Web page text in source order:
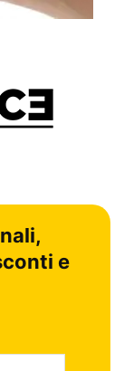
e